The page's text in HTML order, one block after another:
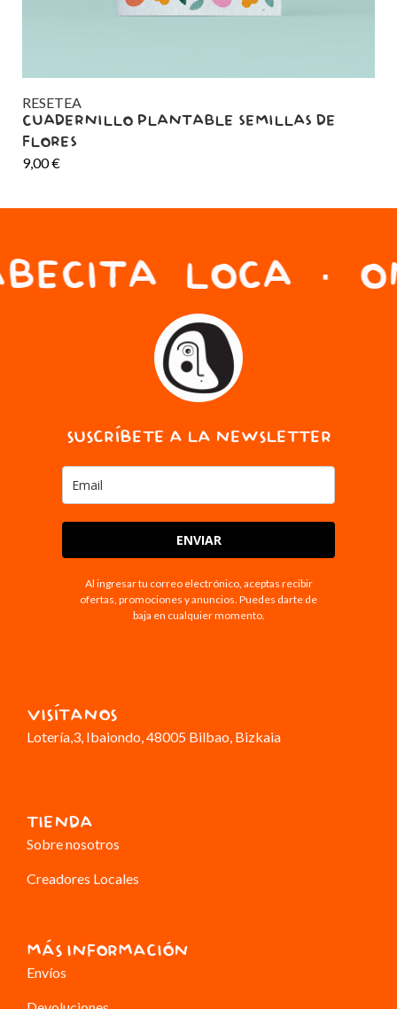
RESETEA
CUADERNILLO PLANTABLE SEMILLAS DE
FLORES
9,00€
LOCA ·
SUSCRÍBETE A LA NEWSLETTER
ENVIAR
Al ingresar tu correo electrónico, aceptas recibir
ofertas, promociones y anuncios. Puedes darte de
baja en cualquier momento.
VISÍTANOS
Lotería,3, Ibaiondo, 48005 Bilbao, Bizkaia
TIENDA
Sobre nosotros
Creadores Locales
MÁS INFORMACIÓN
Envíos